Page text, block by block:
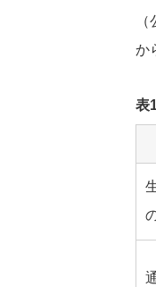
か
表